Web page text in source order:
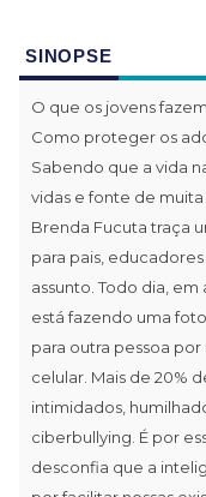
SINOPSE
O que os jovens
Como proteger os
Sabendo que a vida
vidas e fonte de
Brenda Fucuta traça
para pais,
assunto. Todo dia,
está fazendo uma
para outra pessoa
celular. Mais de 20%
intimidados,
ciberbullying. É por
desconfia que a